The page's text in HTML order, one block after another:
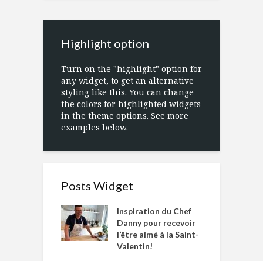
Highlight option
Turn on the "highlight" option for
any widget, to get an alternative
styling like this. You can change
the colors for highlighted widgets
in the theme options. See more
examples below.
Posts Widget
Inspiration du Chef
Danny pour recevoir
l’être aimé à la Saint-
Valentin!